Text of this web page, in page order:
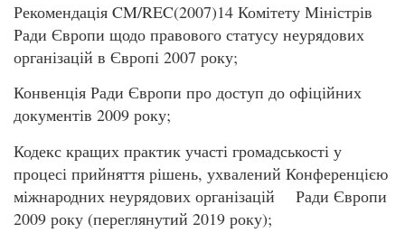
Рекомендація CM/REC(2007)14 Комітету Міністрів
Ради Європи щодо правового статусу неурядових
організацій в Європі 2007 року;
Конвенція Ради Європи про доступ до офіційних
документів 2009 року;
Кодекс кращих практик участі громадськості у
процесі прийняття рішень, ухвалений Конференцією
міжнародних неурядових організацій Ради Європи
2009 року (переглянутий 2019 року);